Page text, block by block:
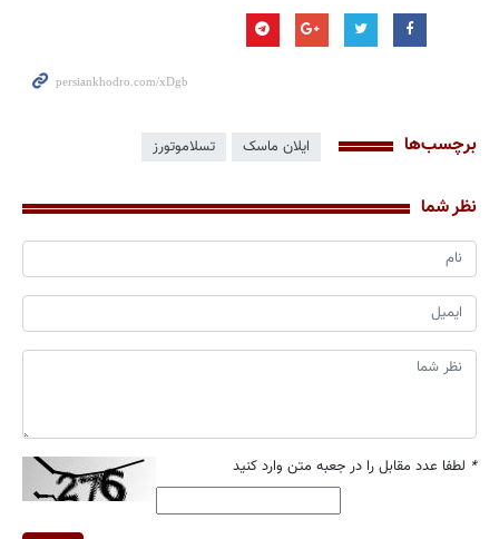
برچسب‌ها ایلان ماسک تسلاموتورز
نظر شما
* لطفا عدد مقابل را در جعبه متن وارد کنید